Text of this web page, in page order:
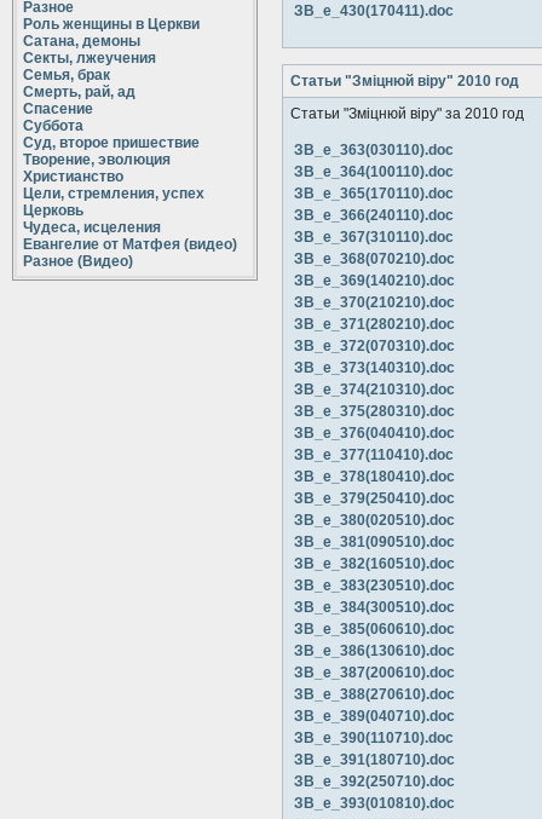
Разное
Роль женщины в Церкви
Сатана, демоны
Секты, лжеучения
Семья, брак
Смерть, рай, ад
Спасение
Суббота
Суд, второе пришествие
Творение, эволюция
Христианство
Цели, стремления, успех
Церковь
Чудеса, исцеления
Евангелие от Матфея (видео)
Разное (Видео)
ЗВ_е_430(170411).doc
Статьи "Зміцнюй віру" 2010 год
Статьи "Зміцнюй віру" за 2010 год
ЗВ_е_363(030110).doc
ЗВ_е_364(100110).doc
ЗВ_е_365(170110).doc
ЗВ_е_366(240110).doc
ЗВ_е_367(310110).doc
ЗВ_е_368(070210).doc
ЗВ_е_369(140210).doc
ЗВ_е_370(210210).doc
ЗВ_е_371(280210).doc
ЗВ_е_372(070310).doc
ЗВ_е_373(140310).doc
ЗВ_е_374(210310).doc
ЗВ_е_375(280310).doc
ЗВ_е_376(040410).doc
ЗВ_е_377(110410).doc
ЗВ_е_378(180410).doc
ЗВ_е_379(250410).doc
ЗВ_е_380(020510).doc
ЗВ_е_381(090510).doc
ЗВ_е_382(160510).doc
ЗВ_е_383(230510).doc
ЗВ_е_384(300510).doc
ЗВ_е_385(060610).doc
ЗВ_е_386(130610).doc
ЗВ_е_387(200610).doc
ЗВ_е_388(270610).doc
ЗВ_е_389(040710).doc
ЗВ_е_390(110710).doc
ЗВ_е_391(180710).doc
ЗВ_е_392(250710).doc
ЗВ_е_393(010810).doc